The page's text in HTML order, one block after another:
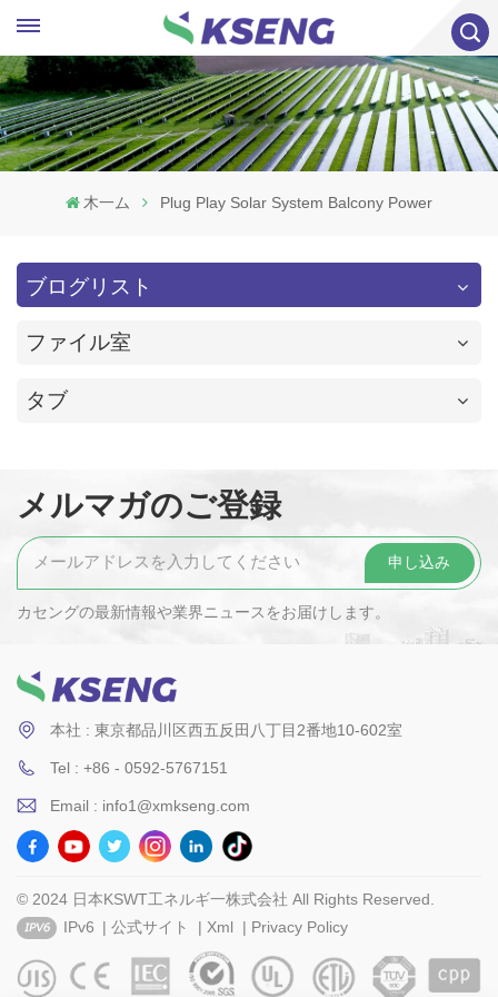
木一ム Plug Play Solar System Balcony Power
ブログリスト
ファイル室
タブ
メルマガのご登録
カセングの最新情報や業界ニュースをお届けします。
本社 : 東京都品川区西五反田八丁目2番地10-602室
Tel : +86 - 0592-5767151
Email : info1@xmkseng.com
© 2024 日本KSWT工ネルギ一株式会社 All Rights Reserved.
IPv6 | 公式サイト | Xml | Privacy Policy